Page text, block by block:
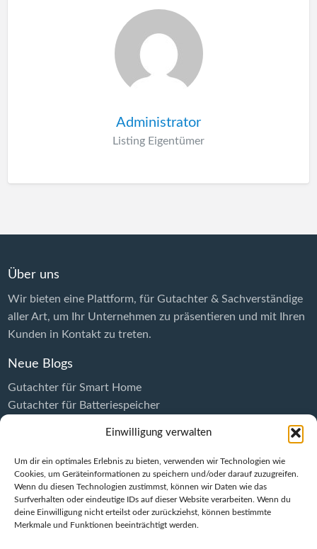
Einwilligung verwalten
Um dir ein optimales Erlebnis zu bieten, verwenden wir Technologien wie
Cookies, um Geräteinformationen zu speichern und/oder darauf zuzugreifen.
Wenn du diesen Technologien zustimmst, können wir Daten wie das
Surfverhalten oder eindeutige IDs auf dieser Website verarbeiten. Wenn du
deine Einwilligung nicht erteilst oder zurückziehst, können bestimmte
Merkmale und Funktionen beeinträchtigt werden.
Administrator
Listing Eigentümer
Über uns
Wir bieten eine Plattform, für Gutachter & Sachverständige
aller Art, um Ihr Unternehmen zu präsentieren und mit Ihren
Kunden in Kontakt zu treten.
Neue Blogs
Gutachter für Smart Home
Gutachter für Batteriespeicher
Gutachter für Solaranlagen
Kontakt
Impressum
Datenschutzerklärung